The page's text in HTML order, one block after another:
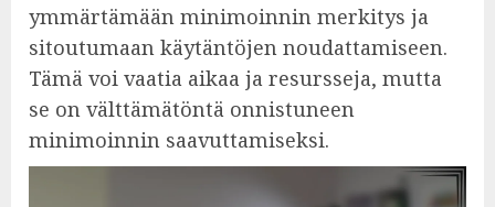
ymmärtämään minimoinnin merkitys ja
sitoutumaan käytäntöjen noudattamiseen.
Tämä voi vaatia aikaa ja resursseja, mutta
se on välttämätöntä onnistuneen
minimoinnin saavuttamiseksi.